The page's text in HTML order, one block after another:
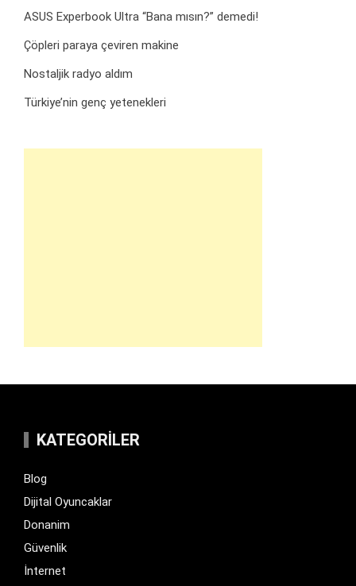
ASUS Experbook Ultra “Bana mısın?” demedi!
Çöpleri paraya çeviren makine
Nostaljik radyo aldım
Türkiye’nin genç yetenekleri
KATEGORILER
Blog
Dijital Oyuncaklar
Donanim
Güvenlik
İnternet